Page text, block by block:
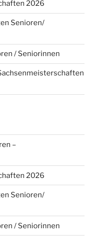
2026
Senioren/
/ Seniorinnen
–
2026
Senioren/
/ Seniorinnen